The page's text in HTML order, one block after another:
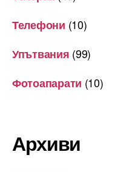
Телефони (10)
Упътвания (99)
Фотоапарати (10)
Архиви